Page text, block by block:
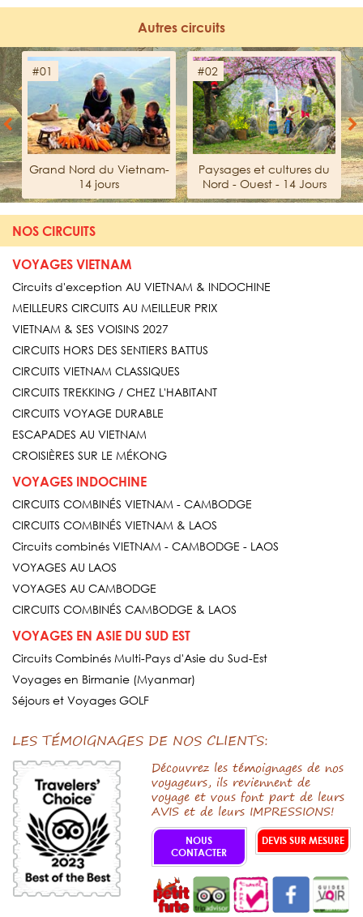
Autres circuits
#01
Grand Nord du Vietnam-
14 jours
#02
Paysages et cultures du
Nord - Ouest - 14 Jours
NOS CIRCUITS
VOYAGES VIETNAM
Circuits d'exception AU VIETNAM & INDOCHINE
MEILLEURS CIRCUITS AU MEILLEUR PRIX
VIETNAM & SES VOISINS 2027
CIRCUITS HORS DES SENTIERS BATTUS
CIRCUITS VIETNAM CLASSIQUES
CIRCUITS TREKKING / CHEZ L'HABITANT
CIRCUITS VOYAGE DURABLE
ESCAPADES AU VIETNAM
CROISIÈRES SUR LE MÉKONG
VOYAGES INDOCHINE
CIRCUITS COMBINÉS VIETNAM - CAMBODGE
CIRCUITS COMBINÉS VIETNAM & LAOS
Circuits combinés VIETNAM - CAMBODGE - LAOS
VOYAGES AU LAOS
VOYAGES AU CAMBODGE
CIRCUITS COMBINÉS CAMBODGE & LAOS
VOYAGES EN ASIE DU SUD EST
Circuits Combinés Multi-Pays d'Asie du Sud-Est
Voyages en Birmanie (Myanmar)
Séjours et Voyages GOLF
LES TÉMOIGNAGES DE NOS CLIENTS:
Découvrez les témoignages de nos
voyageurs, ils reviennent de
voyage et vous font part de leurs
AVIS et de leurs IMPRESSIONS!
NOUS
CONTACTER
DEVIS SUR MESURE